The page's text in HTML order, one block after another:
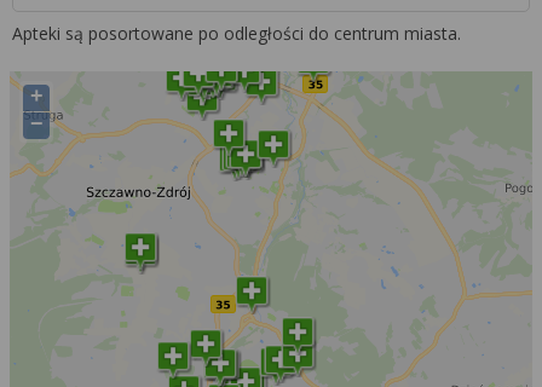
Apteki są posortowane po odległości do centrum miasta.
+
−